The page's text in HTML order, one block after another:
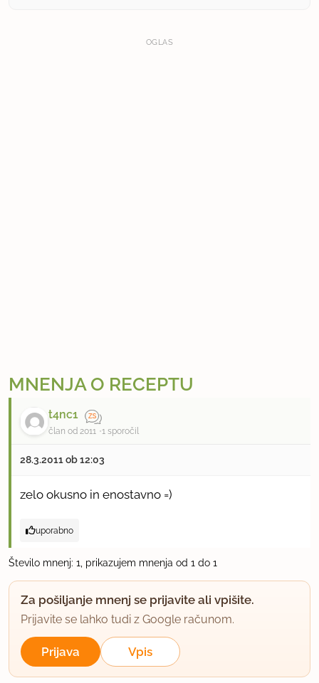
OGLAS
MNENJA O RECEPTU
t4nc1
član od 2011 1 sporočil
28.3.2011 ob 12:03
zelo okusno in enostavno =)
uporabno
Število mnenj: 1, prikazujem mnenja od 1 do 1
Za pošiljanje mnenj se prijavite ali vpišite.
Prijavite se lahko tudi z Google računom.
Prijava Vpis